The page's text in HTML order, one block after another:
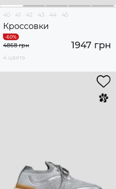
40 41 42 43 44 45
Кроссовки
1947 грн
4868 грн
4 цвета